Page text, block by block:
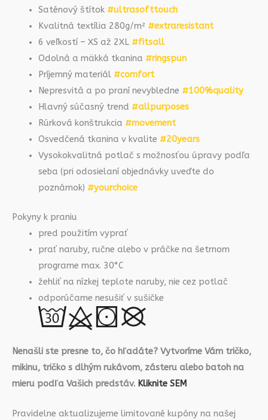
Saténový štítok #ultrasofttouch
Kvalitná textília 280g/m² #extraresistant
6 veľkostí – XS až 2XL #fitsall
Odolná a mäkká tkanina #ringspun
Príjemný materiál #comfort
Nepresvitá a po praní nevybledne #100%quality
Hlavný súčasný trend #allpurposes
Rúrková konštrukcia #movement
Osvedčená tkanina v kvalite #20years
Vysokokvalitná potlač s možnosťou úpravy podľa
seba (pri odosielaní objednávky uveďte do
poznámok) #yourchoice
Pokyny k praniu
pred použitím vyprať
prať naruby, ručne alebo v práčke na šetrnom
programe max. 30°C
žehliť na nízkej teplote naruby, nie cez potlač
odporúčame nesušiť v sušičke
Nenašli ste presne to, čo hľadáte? Vytvoríme Vám tričko,
mikinu, tričko s dlhým rukávom, zásteru alebo batoh na
mieru podľa Vašich predstáv. Kliknite SEM
Pravidelne aktualizujeme limitované kupóny na našej